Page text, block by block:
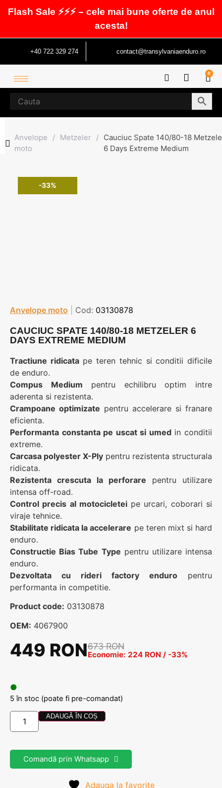
Flash Sale ⚡⚡⚡ – cele mai bune oferte de anul
acesta!
+40 722 329 274 contact@transylvaniaenduro.ro
0
Anvelope
moto
/ Metzeler / Cauciuc Spate 140/80-18
6 Days Extreme Medium
-33%
Anvelope moto Cod: 03130878
CAUCIUC SPATE 140/80-18 METZELER 6
DAYS EXTREME MEDIUM
Tractiune ridicatape teren tehnic si conditii dificile
de enduro.
Compus Medium pentru echilibru optim intre
aderenta si rezistenta.
Crampoane optimizate pentru accelerare si franare
eficienta.
Performanta constanta pe uscat si umedin conditii
extreme.
Carcasa polyester X-Ply pentru rezistenta structurala
ridicata.
Rezistenta crescuta la perforare pentru utilizare
intensa off-road.
Control precis al motocicleteipe urcari, coborari si
viraje tehnice.
Stabilitate ridicata la accelerare pe teren mixt si hard
enduro.
Constructie Bias Tube Type pentru utilizare intensa
enduro.
Dezvoltata cu rideri factory enduro pentru
performanta in competitie.
Product code: 03130878
OEM: 4067900
449 RON673 RON
Economie: 224 RON / -33%
●
5 în stoc (poate fi pre-comandat)
ADAUGĂ ÎN COȘ
Comandă prin Whatsapp
Adauga la favorite